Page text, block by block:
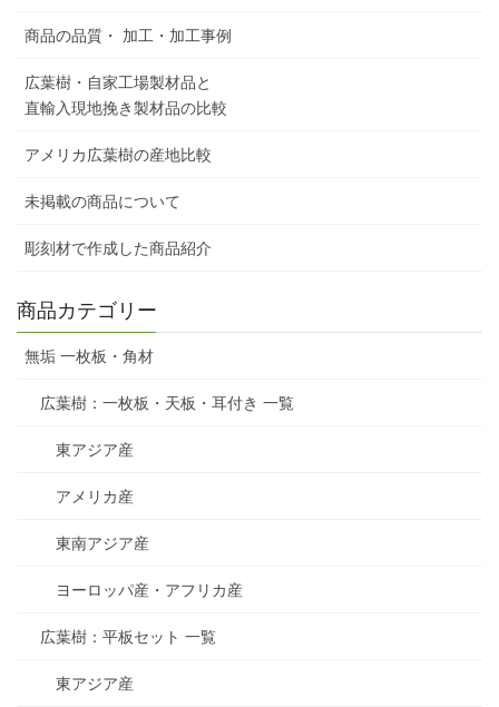
商品の品質・ 加工・加工事例
広葉樹・自家工場製材品と
直輸入現地挽き製材品の比較
アメリカ広葉樹の産地比較
未掲載の商品について
彫刻材で作成した商品紹介
商品カテゴリー
無垢 一枚板・角材
広葉樹：一枚板・天板・耳付き 一覧
東アジア産
アメリカ産
東南アジア産
ヨーロッパ産・アフリカ産
広葉樹：平板セット 一覧
東アジア産